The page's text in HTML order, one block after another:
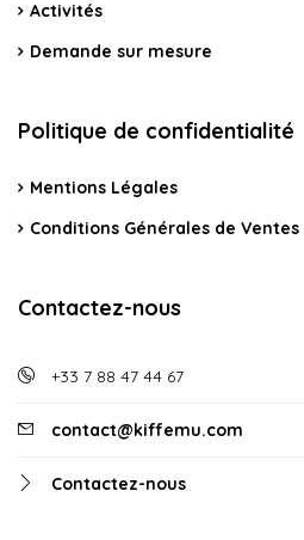
Activités
Demande sur mesure
Politique de confidentialité
Mentions Légales
Conditions Générales de Ventes
Contactez-nous
+33 7 88 47 44 67
contact@kiffemu.com
Contactez-nous